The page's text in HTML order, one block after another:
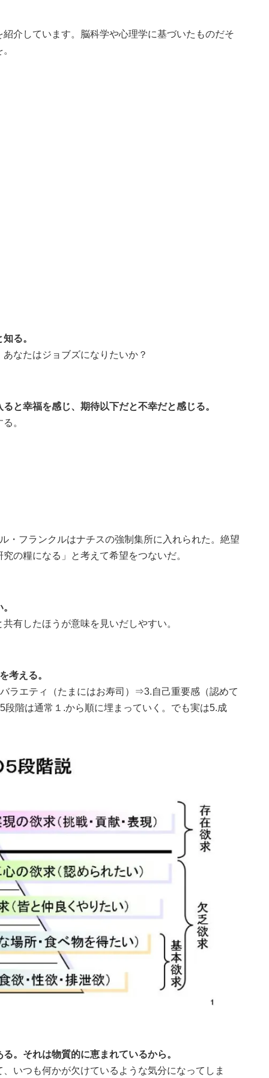
介しています。脳科学や心理学に基づいたものだそ
る。
なたはジョブズになりたいか？
と幸福を感じ、期待以下だと不幸だと感じる。
。
・フランクルはナチスの強制集所に入れられた。絶望
の糧になる」と考えて希望をつないだ。
有したほうが意味を見いだしやすい。
考える。
ラエティ（たまにはお寿司）⇒3.自己重要感（認めて
階は通常１.から順に埋まっていく。でも実は5.成
。それは物質的に恵まれているから。
いつも何かが欠けているような気分になってしま